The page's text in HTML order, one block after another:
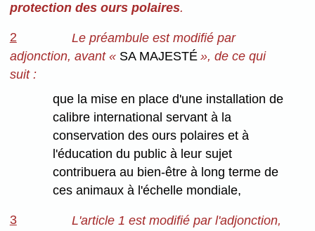
protection des ours polaires.
2
Le préambule est modifié par
adjonction, avant « SA MAJESTÉ», de ce qui
suit :
que la mise en place d'une installation de
calibre international servant à la
conservation des ours polaires et à
l'éducation du public à leur sujet
contribuera au bien-être à long terme de
ces animaux à l'échelle mondiale,
3
L'article 1 est modifié par l'adjonction,